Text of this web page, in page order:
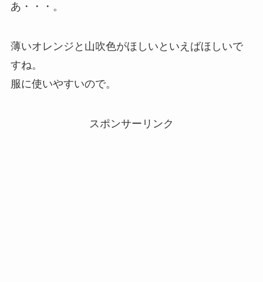
あ・・・。
薄いオレンジと山吹色がほしいといえばほしいで
すね。
服に使いやすいので。
スポンサーリンク